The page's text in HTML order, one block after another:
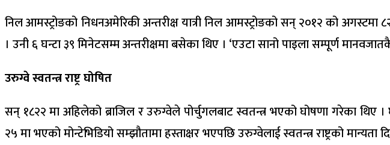
निल आमस्ट्रोङको निधनअमेरिकी अन्तरीक्ष यात्री निल आमस्ट्रोङको सन् २०१२ को
। उनी ६ घन्टा ३९ मिनेटसम्म अन्तरीक्षमा बसेका थिए । ‘एउटा सानो पाइला सम्पूर्ण
उरुग्वे स्वतन्त्र राष्ट्र घोषित
सन् १८२२ मा अहिलेको ब्राजिल र उरुग्वेले पोर्चुगलबाट स्वतन्त्र भएको घोषणा गरेका
२५ मा भएको मोन्टेभिडियो सम्झौतामा हस्ताक्षर भएपछि उरुग्वेलाई स्वतन्त्र राष्ट्रको मान्यता